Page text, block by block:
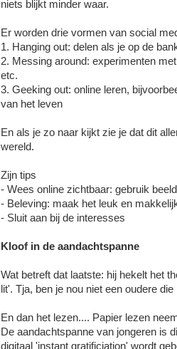
niets blijkt minder waar.
Er worden drie vormen van social
1. Hanging out: delen als je op de
2. Messing around: experimenten
etc.
3. Geeking out: online leren,
van het leven
En als je zo naar kijkt zie je dat dit
wereld.
Zijn tips
- Wees online zichtbaar: gebruik beeld
- Beleving: maak het leuk en
- Sluit aan bij de interesses
Kloof in de aandachtspanne
Wat betreft dat laatste: hij hekelt het
lit'. Tja, ben je nou niet een oudere
En dan het lezen.... Papier lezen
De aandachtspanne van jongeren is
digitaal 'instant gratificiation' wordt